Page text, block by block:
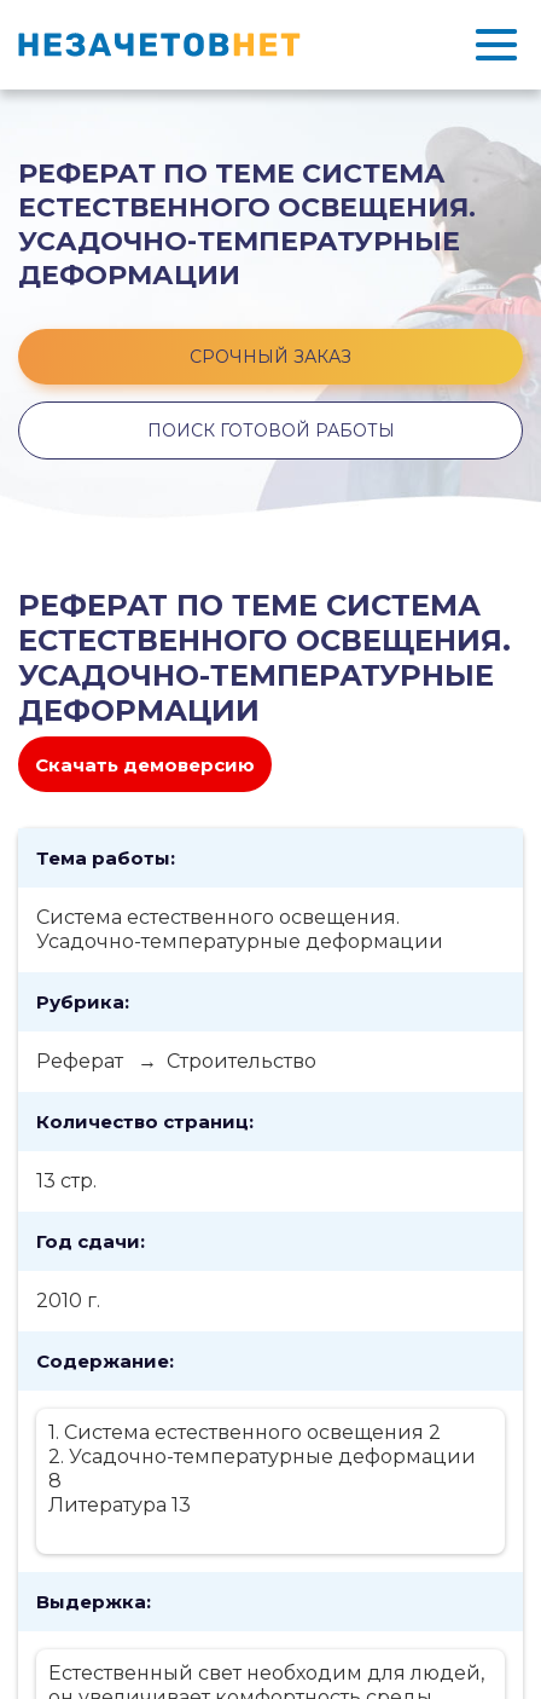
РЕФЕРАТ ПО ТЕМЕ СИСТЕМА
ЕСТЕСТВЕННОГО ОСВЕЩЕНИЯ.
УСАДОЧНО-ТЕМПЕРАТУРНЫЕ
ДЕФОРМАЦИИ
СРОЧНЫЙ ЗАКАЗ
ПОИСК ГОТОВОЙ РАБОТЫ
РЕФЕРАТ ПО ТЕМЕ СИСТЕМА
ЕСТЕСТВЕННОГО ОСВЕЩЕНИЯ.
УСАДОЧНО-ТЕМПЕРАТУРНЫЕ
ДЕФОРМАЦИИ
Скачать демоверсию
Тема работы:
Система естественного освещения.
Усадочно-температурные деформации
Рубрика:
Реферат → Строительство
Количество страниц:
13 стр.
Год сдачи:
2010 г.
Содержание:
1. Система естественного освещения 2
2. Усадочно-температурные деформации
8
Литература 13
Выдержка:
Естественный свет необходим для людей,